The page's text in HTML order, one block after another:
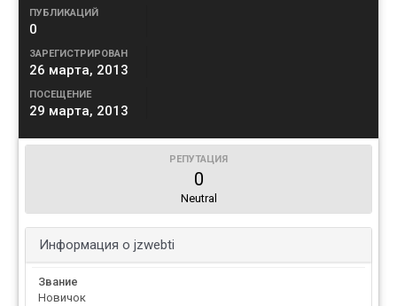
ПУБЛИКАЦИЙ
0
ЗАРЕГИСТРИРОВАН
26 марта, 2013
ПОСЕЩЕНИЕ
29 марта, 2013
РЕПУТАЦИЯ
0
Neutral
Информация о jzwebti
Звание
Новичок